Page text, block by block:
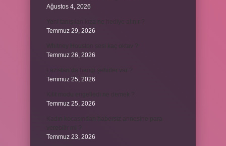
Ağustos 4, 2026
Temmuz 29, 2026
Temmuz 26, 2026
Temmuz 25, 2026
Temmuz 25, 2026
Temmuz 23, 2026